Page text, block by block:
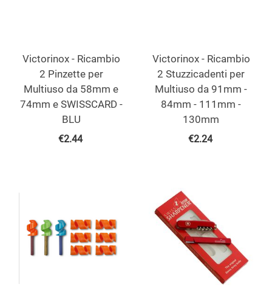
Victorinox - Ricambio
2 Pinzette per
Multiuso da 58mm e
74mm e SWISSCARD -
BLU
€2.44
Victorinox - Ricambio
2 Stuzzicadenti per
Multiuso da 91mm -
84mm - 111mm -
130mm
€2.24